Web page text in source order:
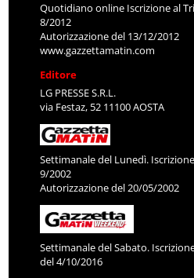
Quotidiano online Iscrizione al
8/2012
Autorizzazione del 13/12/2012
www.gazzettamatin.com
Editore
LG PRESSE S.R.L.
via Festaz, 52 11100 AOSTA
Settimanale del Lunedì.
9/2002
Autorizzazione del 20/05/2002
Settimanale del Sabato.
del 4/10/2016